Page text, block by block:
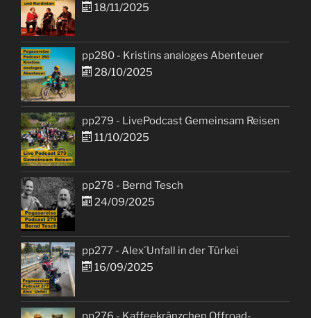
18/11/2025
pp280 - Kristins analoges Abenteuer
28/10/2025
pp279 - LivePodcast Gemeinsam Reisen
11/10/2025
pp278 - Bernd Tesch
24/09/2025
pp277 - Alex´Unfall in der Türkei
16/09/2025